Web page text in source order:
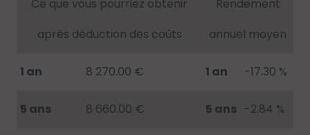
Ce que vous pourriez obtenir
après déduction des coûts
Rendement
annuel moyen
1 an 8 270.00 € 1 an -17.30 %
5 ans 8 660.00 € 5 ans -2.84 %